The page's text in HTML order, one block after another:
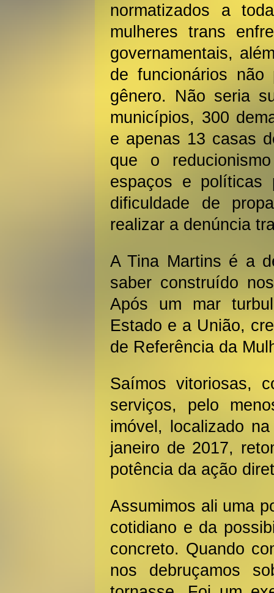
normatizados a
mulheres trans
governamentais,
de funcionários
gênero. Não seria
municípios, 300
e apenas 13 casas
que o
espaços e políticas
dificuldade de
realizar a denúncia
A Tina Martins é a
saber construído
Após um mar
Estado e a União,
de Referência da
Saímos vitoriosas,
serviços, pelo
imóvel, localizado
janeiro de 2017,
potência da ação
Assumimos ali uma
cotidiano e da
concreto. Quando
nos debruçamos